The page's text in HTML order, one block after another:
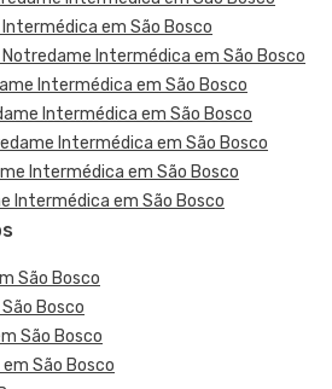
em São Bosco
Intermédica em São Bosco
Intermédica em São Bosco
Intermédica em São Bosco
Intermédica em São Bosco
Intermédica em São Bosco
Intermédica em São Bosco
São Bosco
Bosco
São Bosco
São Bosco